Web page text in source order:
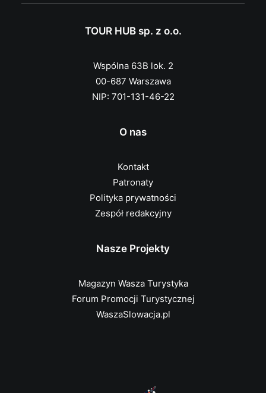
TOUR HUB sp. z o.o.
Wspólna 63B lok. 2
00-687 Warszawa
NIP: 701-131-46-22
O nas
Kontakt
Patronaty
Polityka prywatności
Zespół redakcyjny
Nasze Projekty
Magazyn Wasza Turystyka
Forum Promocji Turystycznej
WaszaSlowacja.pl